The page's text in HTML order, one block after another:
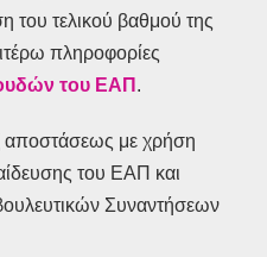
του τελικού βαθμού της
πληροφορίες
του ΕΑΠ .
αποστάσεως με χρήση
του ΕΑΠ και
Συναντήσεων